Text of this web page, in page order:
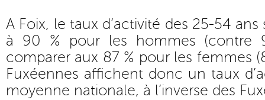
A Foix, le taux d’activité des 25-54 ans
à 90 % pour les hommes (contre
comparer aux 87 % pour les femmes
Fuxéennes affichent donc un taux
moyenne nationale, à l’inverse des